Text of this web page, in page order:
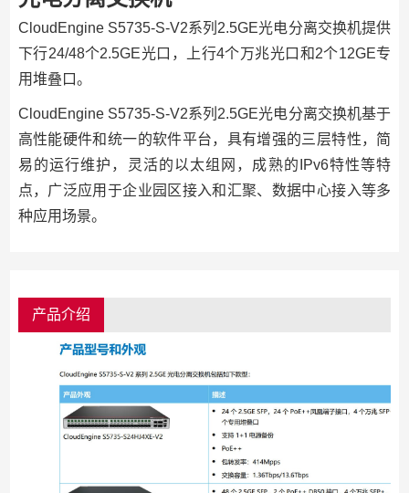
CloudEngine S5735-S-V2系列2.5GE光电分离交换机提供
下行24/48个2.5GE光口，上行4个万兆光口和2个12GE专
用堆叠口。
CloudEngine S5735-S-V2系列2.5GE光电分离交换机基于
高性能硬件和统一的软件平台，具有增强的三层特性，简
易的运行维护，灵活的以太组网，成熟的IPv6特性等特
点，广泛应用于企业园区接入和汇聚、数据中心接入等多
种应用场景。
产品介绍